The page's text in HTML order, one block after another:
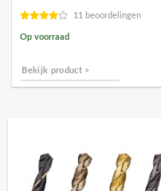
11 beoordelingen
Op voorraad
Bekijk product >